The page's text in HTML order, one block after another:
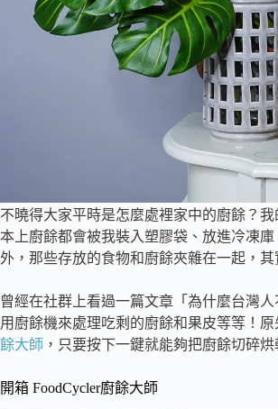
不曉得大家平時是怎麼處裡家中的廚餘？
本上廚餘都會被我裝入塑膠袋、放進冷凍
外，那些存放的食物和廚餘夾雜在一起，
曾經在社群上看過一篇文章「為什麼台灣
用廚餘機來處理吃剩的廚餘和果皮等等！
餘大師 ，只要按下一鍵就能夠把廚餘切碎
開箱 FoodCycler廚餘大師